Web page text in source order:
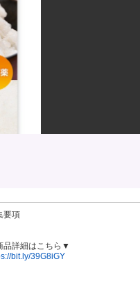
要項
品詳細はこちら▼
bit.ly/39G8iGY